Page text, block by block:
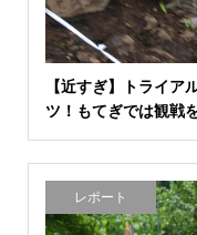
【近すぎ】トライア
ツ！もてぎでは観戦
レポート